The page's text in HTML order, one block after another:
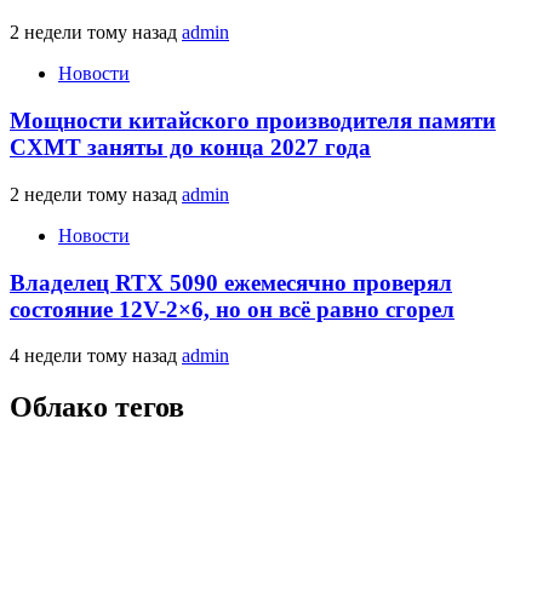
2 недели тому назад admin
Новости
Мощности китайского производителя памяти
CXMT заняты до конца 2027 года
2 недели тому назад admin
Новости
Владелец RTX 5090 ежемесячно проверял
состояние 12V-2×6, но он всё равно сгорел
4 недели тому назад admin
Облако тегов